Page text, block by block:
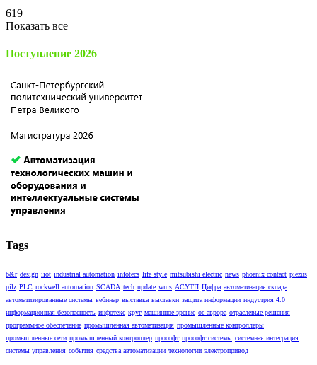
619
Показать все
Поступление 2026
Tags
b&r design iiot industrial automation infotecs life style mitsubishi electric news phoenix contact piezus
pilz PLC rockwell automation SCADA tech update wms АСУТП Цифра автоматизация склада
автоматизированные системы вебинар выставка выставки защита информации индустрия 4.0
информационная безопасность инфотекс круг машинное зрение ос аврора отраслевые решения
программное обеспечение промышленная автоматизация промышленные контроллеры
промышленные сети промышленный контроллер прософт прософт системы системная интеграция
системы управления события средства автоматизации технологии электропривод